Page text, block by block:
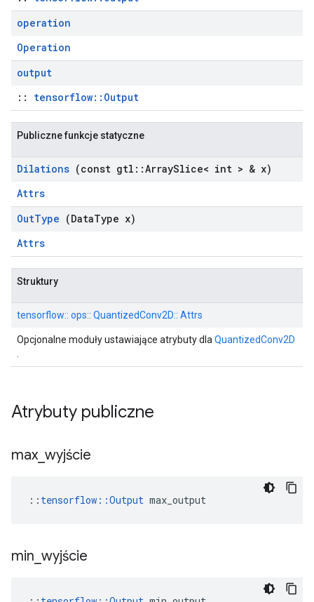
operation
Operation
output
:: tensorflow::Output
Publiczne funkcje statyczne
Dilations (const gtl ::ArraySlice< int > & x)
Attrs
OutType (DataType x)
Attrs
Struktury
tensorflow:: ops:: QuantizedConv2D:: Attrs
Opcjonalne moduły ustawiające atrybuty dla QuantizedConv2D
Atrybuty publiczne
max wyjście
:: tensorflow::Output max_output
min wyjście